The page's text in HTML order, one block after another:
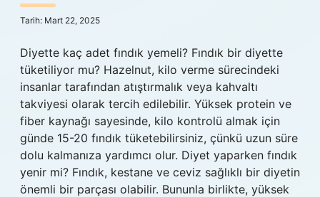
Tarih: Mart 22, 2025
Diyette kaç adet fındık yemeli? Fındık bir diyette
tüketiliyor mu? Hazelnut, kilo verme sürecindeki
insanlar tarafından atıştırmalık veya kahvaltı
takviyesi olarak tercih edilebilir. Yüksek protein ve
fiber kaynağı sayesinde, kilo kontrolü almak için
günde 15-20 fındık tüketebilirsiniz, çünkü uzun süre
dolu kalmanıza yardımcı olur. Diyet yaparken fındık
yenir mi? Fındık, kestane ve ceviz sağlıklı bir diyetin
önemli bir parçası olabilir. Bununla birlikte, yüksek